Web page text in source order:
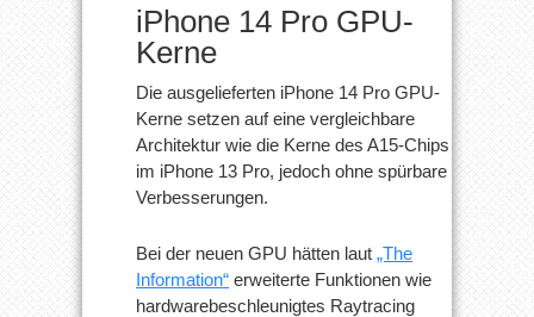
iPhone 14 Pro GPU-
Kerne
Die ausgelieferten iPhone 14 Pro GPU-
Kerne setzen auf eine vergleichbare
Architektur wie die Kerne des A15-Chips
im iPhone 13 Pro, jedoch ohne spürbare
Verbesserungen.
Bei der neuen GPU hätten laut „The
Information“ erweiterte Funktionen wie
hardwarebeschleunigtes Raytracing